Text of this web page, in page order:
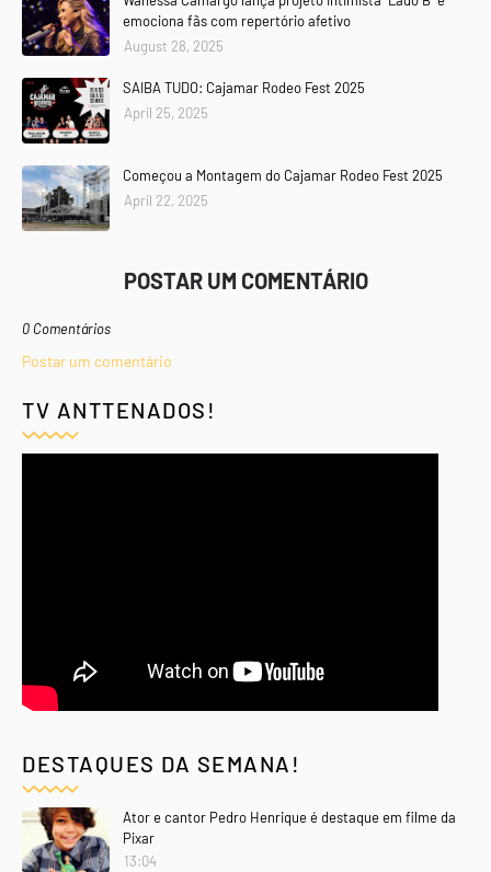
emociona fãs com repertório afetivo
August 28, 2025
SAIBA TUDO: Cajamar Rodeo Fest 2025
April 25, 2025
Começou a Montagem do Cajamar Rodeo Fest 2025
April 22, 2025
POSTAR UM COMENTÁRIO
0 Comentários
Postar um comentário
TV ANTTENADOS!
DESTAQUES DA SEMANA!
Ator e cantor Pedro Henrique é destaque em filme da
Pixar
13:04